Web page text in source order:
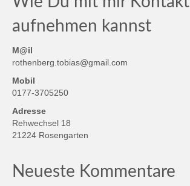
aufnehmen kannst
M@il
rothenberg.tobias@gmail.com
Mobil
0177-3705250
Adresse
Rehwechsel 18
21224 Rosengarten
Neueste Kommentare